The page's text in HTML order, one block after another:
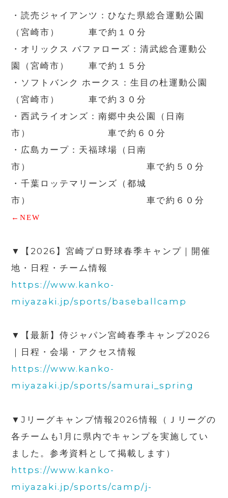
・読売ジャイアンツ：ひなた県総合運動公園
（宮崎市） 車で約１０分
・オリックス バファローズ：清武総合運動公
園（宮崎市） 車で約１５分
・ソフトバンク ホークス：生目の杜運動公園
（宮崎市） 車で約３０分
・西武ライオンズ：南郷中央公園（日南
市） 車で約６０分
・広島カープ：天福球場（日南
市） 車で約５０分
・千葉ロッテマリーンズ（都城
市） 車で約６０分
←NEW
▼ 【 2026 】宮崎プロ野球春季キャンプ｜開催
地・日程・チーム情報
https://www.kanko-
miyazaki.jp/sports/baseballcamp
▼【最新】侍ジャパン宮崎春季キャンプ2026
｜日程・会場・アクセス情報
https://www.kanko-
miyazaki.jp/sports/samurai_spring
▼J リーグキャンプ情報 2026情報（Ｊリーグの
各チームも1 月に県内でキャンプを実施してい
ました。参考資料として掲載します）
https://www.kanko-
miyazaki.jp/sports/camp/j-